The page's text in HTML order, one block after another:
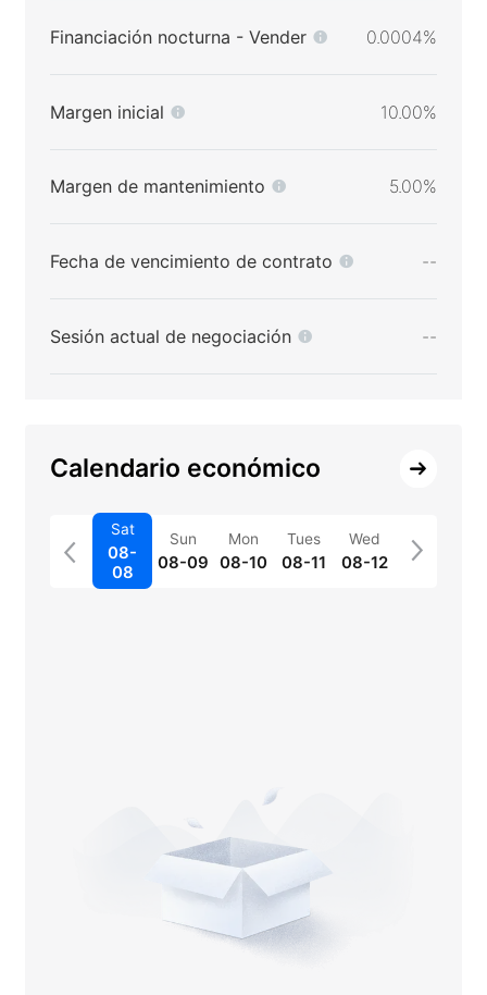
Financiación nocturna - Vender 0.0004%
Margen inicial 10.00%
Margen de mantenimiento 5.00%
Fecha de vencimiento de contrato --
Sesión actual de negociación --
Calendario económico
Sat
08-
08
Sun
08-09
Mon
08-10
Tues
08-11
Wed
08-12